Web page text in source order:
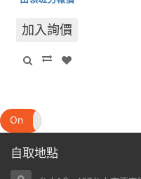
加入詢價
On
自取地點